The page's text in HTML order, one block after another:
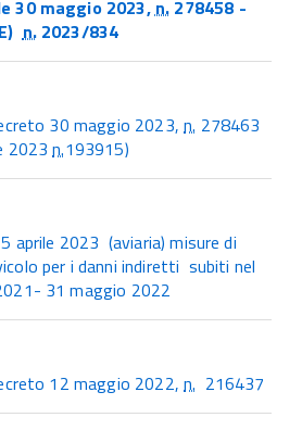
30 maggio 2023,n. 278458 -
n.2023/834
30 maggio 2023,n. 278463
2023n.193915)
aprile 2023 (aviaria) misure di
per i danni indiretti subiti nel
31 maggio 2022
12 maggio 2022,n. 216437